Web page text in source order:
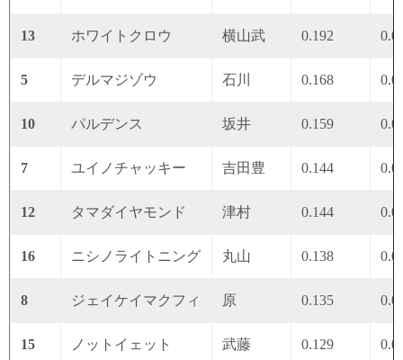
13 ホワイトクロウ 横山武 0.192
5 デルマジゾウ 石川 0.168
10 パルデンス 坂井 0.159
7 ユイノチャッキー 吉田豊 0.144
12 タマダイヤモンド 津村 0.144
16 ニシノライトニング 丸山 0.138
8 ジェイケイマクフィ 原 0.135
15 ノットイェット 武藤 0.129